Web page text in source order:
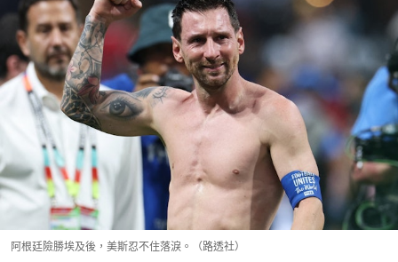
阿根廷險勝埃及後，美斯忍不住落淚。（路透社）